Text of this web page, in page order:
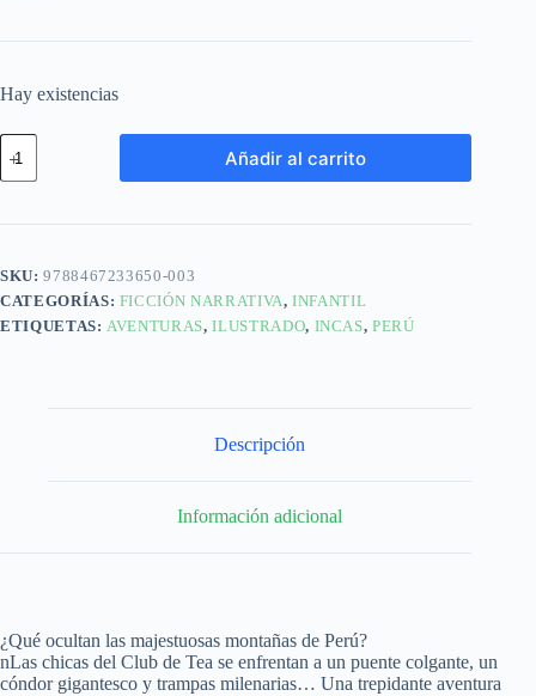
Hay existencias
Añadir al carrito
SKU:9788467233650-003
CATEGORÍAS: FICCIÓN NARRATIVA,INFANTIL
ETIQUETAS:AVENTURAS,ILUSTRADO, INCAS,PERÚ
Descripción
Información adicional
¿Qué ocultan las majestuosas montañas de Perú?
nLas chicas del Club de Tea se enfrentan a un puente colgante, un
cóndor gigantesco y trampas milenarias… Una trepidante aventura